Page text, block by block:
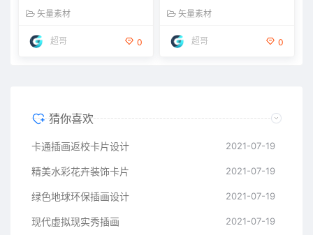
矢量素材
超哥 0
矢量素材
超哥 0
猜你喜欢
卡通插画返校卡片设计 2021-07-19
精美水彩花卉装饰卡片 2021-07-19
绿色地球环保插画设计 2021-07-19
现代虚拟现实秀插画 2021-07-19